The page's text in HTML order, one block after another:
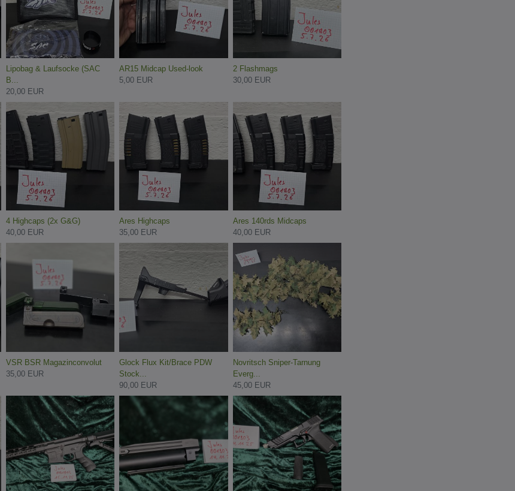
Lipobag & Laufsocke (SAC
B...
20,00 EUR
AR15 Midcap Used-look
5,00 EUR
2 Flashmags
30,00 EUR
4 Highcaps (2x G&G)
40,00 EUR
Ares Highcaps
35,00 EUR
Ares 140rds Midcaps
40,00 EUR
VSR BSR Magazinconvolut
35,00 EUR
Glock Flux Kit/Brace PDW
Stock...
90,00 EUR
Novritsch Sniper-Tarnung
Everg...
45,00 EUR